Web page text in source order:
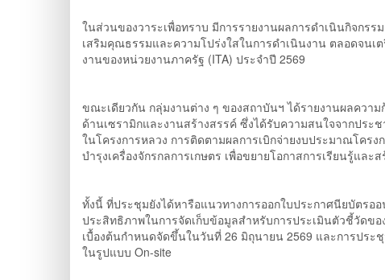
ในส่วนของวาระเพื่อทราบ มีการรายงานผลการดำเนินกิจกรร
เสริมคุณธรรมและความโปร่งใสในการดำเนินงาน ตลอดจน
งานของหน่วยงานภาครัฐ (ITA) ประจำปี 2569
ขณะเดียวกัน กลุ่มงานต่าง ๆ ของสถาบันฯ ได้รายงานผลควา
ด้านเซรามิกและงานสร้างสรรค์ ซึ่งได้รับความสนใจจากป
ในโครงการหลวง การติดตามผลการเบิกจ่ายงบประมาณโคร
บำรุงเครื่องจักรกลการเกษตร เพื่อขยายโอกาสการเรียนรู้แล
ทั้งนี้ ที่ประชุมยังได้หารือแนวทางการออกใบประกาศนียบัตรอ
ประสิทธิภาพในการจัดเก็บข้อมูลสำหรับการประเมินตัวชี้วัดข
เบื้องต้นกำหนดจัดขึ้นในวันที่ 26 มิถุนายน 2569 และการประ
ในรูปแบบ On-site